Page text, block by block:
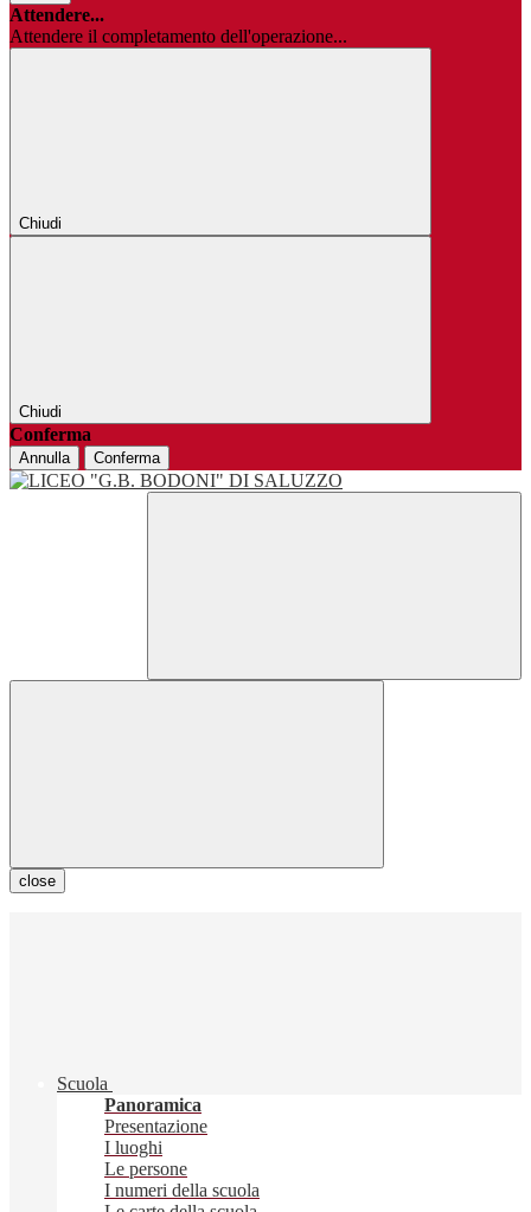
Attendere...
Attendere il completamento dell'operazione...
Chiudi
Chiudi
Conferma
Annulla Conferma
close
Scuola
Panoramica
Presentazione
I luoghi
Le persone
I numeri della scuola